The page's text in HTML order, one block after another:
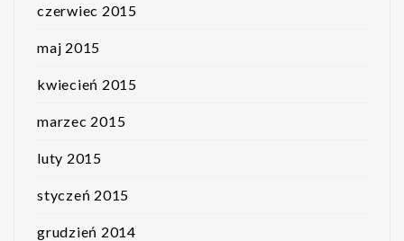
czerwiec 2015
maj 2015
kwiecień 2015
marzec 2015
luty 2015
styczeń 2015
grudzień 2014